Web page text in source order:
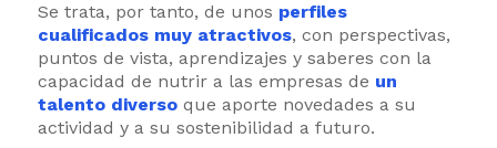
Se trata, por tanto, de unos perfiles
cualificados muy atractivos, con perspectivas,
puntos de vista, aprendizajes y saberes con la
capacidad de nutrir a las empresas de un
talento diversoque aporte novedades a su
actividad y a su sostenibilidad a futuro.